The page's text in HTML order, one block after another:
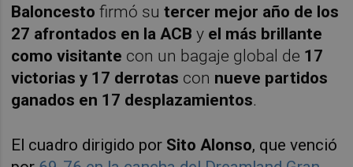
Baloncesto firmó sutercer mejor año de los
27 afrontados en la ACB y el más brillante
como visitante con un bagaje global de 17
victorias y 17 derrotas con nueve partidos
ganados en 17 desplazamientos.
El cuadro dirigido por Sito Alonso, que venció